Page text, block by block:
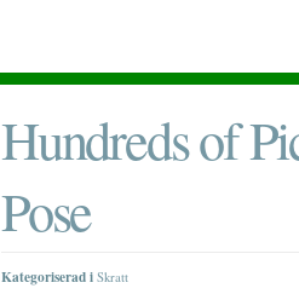
Hundreds of
Pose
Kategoriserad i Skratt